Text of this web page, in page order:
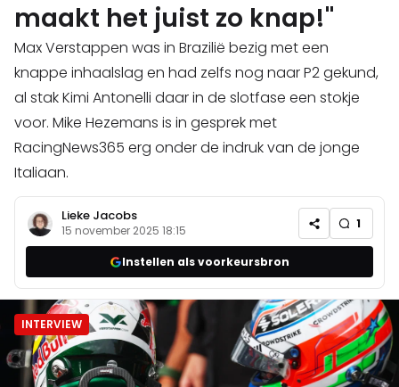
maakt het juist zo knap!"
Max Verstappen was in Brazilië bezig met een
knappe inhaalslag en had zelfs nog naar P2 gekund,
al stak Kimi Antonelli daar in de slotfase een stokje
voor. Mike Hezemans is in gesprek met
RacingNews365 erg onder de indruk van de jonge
Italiaan.
Lieke Jacobs
15 november 2025 18:15 1
Instellen als voorkeursbron
INTERVIEW